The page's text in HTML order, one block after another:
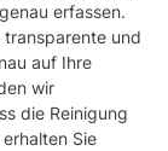
erfassen.
transparente und
auf Ihre
wir
die Reinigung
Sie